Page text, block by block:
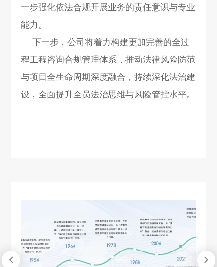
一步强化依法合规开展业务的责任意识与专业
能力。
下一步，公司将着力构建更加完善的全过
程工程咨询合规管理体系，推动法律风险防范
与项目全生命周期深度融合，持续深化法治建
设，全面提升全员法治思维与风险管控水平。
 